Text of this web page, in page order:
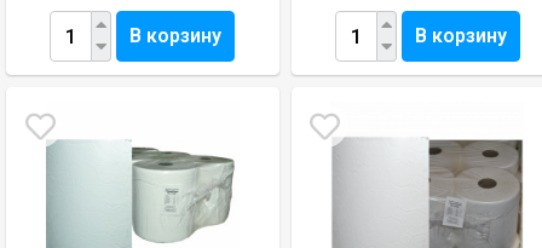
В корзину В корзину